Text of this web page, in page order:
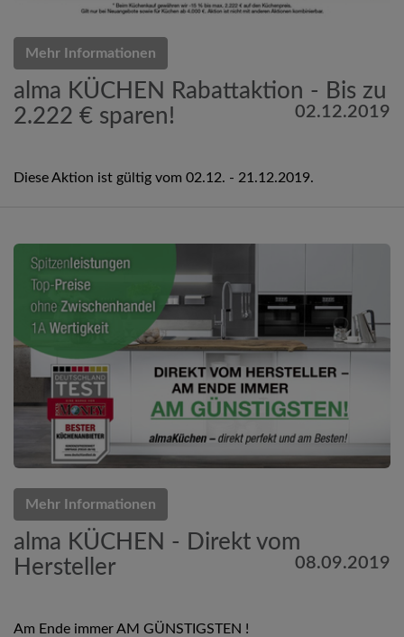
Mehr Informationen
alma KÜCHEN Rabattaktion - Bis zu
2.222 € sparen!
02.12.2019
Diese Aktion ist gültig vom 02.12. - 21.12.2019.
Mehr Informationen
alma KÜCHEN - Direkt vom
Hersteller
08.09.2019
Am Ende immer AM GÜNSTIGSTEN !